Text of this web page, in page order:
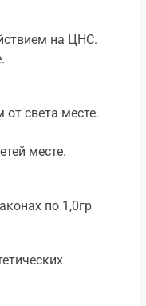
на ЦНС.
света месте.
месте.
по 1,0гр